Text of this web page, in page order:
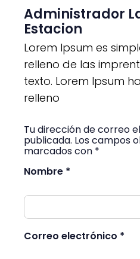
Administrador
Estacion
Lorem Ipsum es
relleno de las
texto. Lorem Ipsum
relleno
Tu dirección de correo
publicada. Los campos
marcados con *
Nombre *
Correo electrónico *